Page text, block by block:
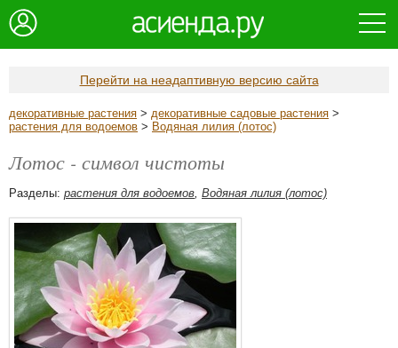
Перейти на неадаптивную версию сайта
декоративные растения > декоративные садовые растения >
растения для водоемов > Водяная лилия (лотос)
Лотос - символ чистоты
Разделы: растения для водоемов, Водяная лилия (лотос)